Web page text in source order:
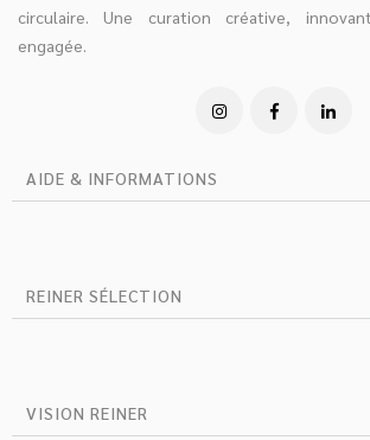
circulaire. Une curation créative,
engagée.
AIDE & INFORMATIONS
REINER SÉLECTION
VISION REINER